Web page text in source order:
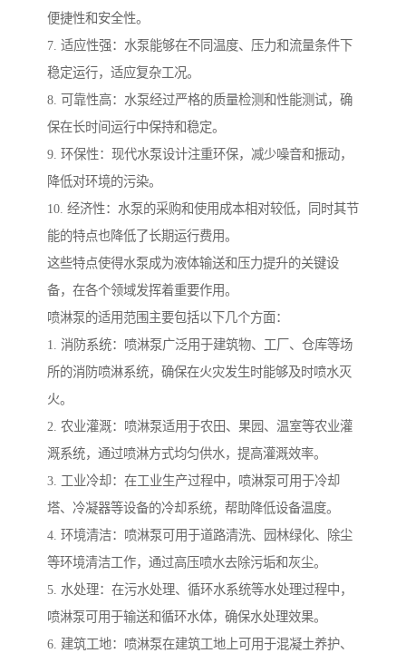
便捷性和安全性。
7. 适应性强：水泵能够在不同温度、压力和流量条件下
稳定运行，适应复杂工况。
8. 可靠性高：水泵经过严格的质量检测和性能测试，确
保在长时间运行中保持和稳定。
9. 环保性：现代水泵设计注重环保，减少噪音和振动，
降低对环境的污染。
10. 经济性：水泵的采购和使用成本相对较低，同时其节
能的特点也降低了长期运行费用。
这些特点使得水泵成为液体输送和压力提升的关键设
备，在各个领域发挥着重要作用。
喷淋泵的适用范围主要包括以下几个方面：
1. 消防系统：喷淋泵广泛用于建筑物、工厂、仓库等场
所的消防喷淋系统，确保在火灾发生时能够及时喷水灭
火。
2. 农业灌溉：喷淋泵适用于农田、果园、温室等农业灌
溉系统，通过喷淋方式均匀供水，提高灌溉效率。
3. 工业冷却：在工业生产过程中，喷淋泵可用于冷却
塔、冷凝器等设备的冷却系统，帮助降低设备温度。
4. 环境清洁：喷淋泵可用于道路清洗、园林绿化、除尘
等环境清洁工作，通过高压喷水去除污垢和灰尘。
5. 水处理：在污水处理、循环水系统等水处理过程中，
喷淋泵可用于输送和循环水体，确保水处理效果。
6. 建筑工地：喷淋泵在建筑工地上可用于混凝土养护、